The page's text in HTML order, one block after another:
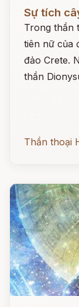
Sự tích
Trong thần
tiên nữ của
đảo Crete.
thần
Thần thoại